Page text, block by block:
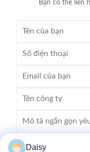
Bạn có thể liên
Daisy